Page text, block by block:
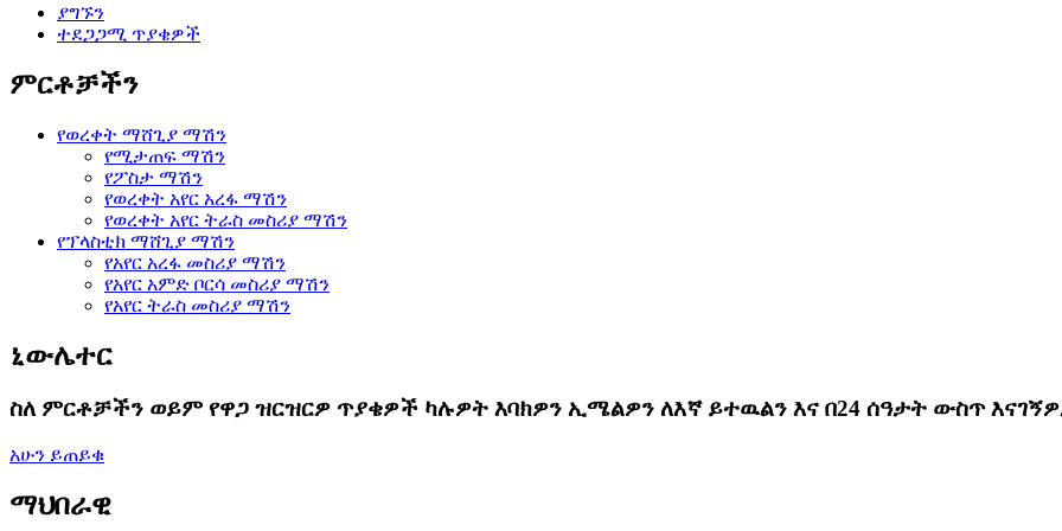
ያግኙን
ተደጋጋሚ ጥያቄዎች
ምርቶቻችን
የወረቀት ማሸጊያ ማሽን
የሚታጠፍ ማሽን
የፖስታ ማሽን
የወረቀት አየር አረፋ ማሽን
የወረቀት አየር ትራስ መስሪያ ማሽን
የፕላስቲክ ማሸጊያ ማሽን
የአየር አረፋ መስሪያ ማሽን
የአየር አምድ ቦርሳ መስሪያ ማሽን
የአየር ትራስ መስሪያ ማሽን
ኒውሌተር
ስለ ምርቶቻችን ወይም የዋጋ ዝርዝርዎ ጥያቄዎች ካሉዎት እባክዎን ኢሜልዎን ለእኛ ይተዉልን እና በ24 ሰዓታት ውስጥ
አሁን ይጠይቁ
ማህበራዊ